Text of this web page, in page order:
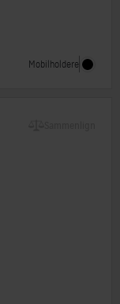
Mobilholdere